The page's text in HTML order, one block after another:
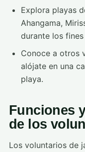
Explora playas
Ahangama,
durante los fines
Conoce a otros
alójate en una
playa.
Funciones
de los
Los voluntarios de